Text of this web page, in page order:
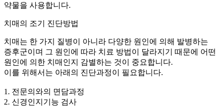
약물을 사용합니다.
치매의 조기 진단방법
치매는 한 가지 질병이 아니라 다양한 원인에 의해 발병하는
증후군이며 그 원인에 따라 치료 방법이 달라지기 때문에 어떤
원인에 의한 치매인지 감별하는 것이 중요합니다.
이를 위해서는 아래의 진단과정이 필요합니다.
1. 전문의와의 면담과정
2. 신경인지기능 검사